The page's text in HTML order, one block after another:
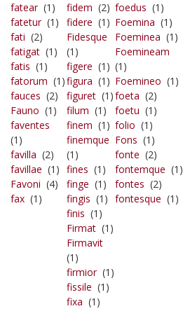
fatear(1)
fatetur(1)
fati (2)
fatigat (1)
fatis (1)
fatorum (1)
fauces (2)
Fauno (1)
faventes
(1)
favilla (2)
favillae (1)
Favoni (4)
fax (1)
fidem (2)
fidere (1)
Fidesque
(1)
figere (1)
figura (1)
figuret (1)
filum (1)
finem (1)
finemque
(1)
fines (1)
finge (1)
fingis (1)
finis (1)
Firmat (1)
Firmavit
(1)
firmior(1)
fissile (1)
fixa (1)
foedus (1)
Foemina (1)
Foeminea (1)
Foemineam
(1)
Foemineo (1)
foeta (2)
foetu (1)
folio (1)
Fons (1)
fonte (2)
fontemque (1)
fontes (2)
fontesque (1)